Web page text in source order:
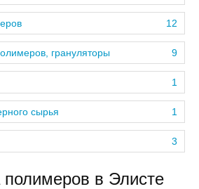
12
9
грануляторы
1
1
сырья
3
полимеров в Элисте